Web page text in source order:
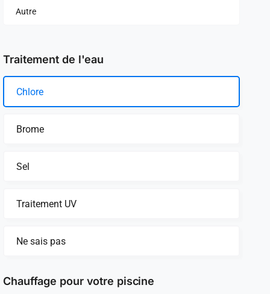
Autre
Traitement de l'eau
Chlore
Brome
Sel
Traitement UV
Ne sais pas
Chauffage pour votre piscine